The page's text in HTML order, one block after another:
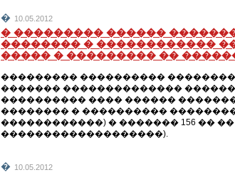
� 10.05.2012
� ��������� ������
�������� � ������������
����� � ��������� ��
��������� ����������
������� ��������������
���������� ���� ������
�������� � ����������
������������) � ������� 156 ��
�������������������).
� 10.05.2012